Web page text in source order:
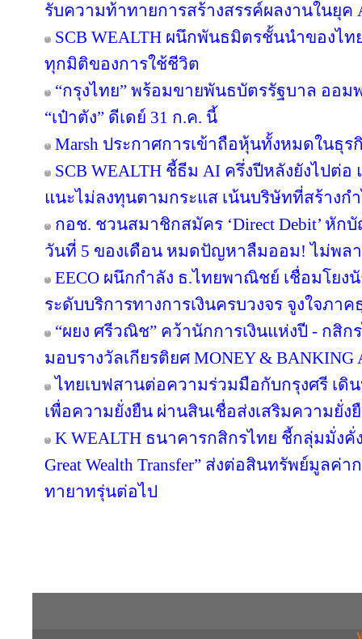
รับความท้าทายการสร้างสรรค์ผลงานในยุค
SCB WEALTH ผนึกพันธมิตรชั้นนำของไ
ทุกมิติของการใช้ชีวิต
“กรุงไทย” พร้อมขายพันธบัตรรัฐบาล ออ
“เป๋าตัง” ดีเดย์ 31 ก.ค. นี้
Marsh ประกาศการเข้าถือหุ้นทั้งหมดในธุร
SCB WEALTH ชี้ธีม AI ครึ่งปีหลังยังไปต่
แนะไม่ลงทุนตามกระแส เน้นบริษัทที่สร้างก
กอช. ชวนสมาชิกสมัคร ‘Direct Debit’ หั
วันที่ 5 ของเดือน หมดปัญหาลืมออม! ไม่พล
EECO ผนึกกำลัง ธ.ไทยพาณิชย์ เชื่อมโยง
ระดับบริการทางการเงินครบวงจร จูงใจภา
“ผยง ศรีวณิช” คว้านักการเงินแห่งปี - กสิ
มอบรางวัลเกียรติยศ MONEY & BANKING
ไทยเบฟสานต่อความร่วมมือกับกรุงศรี เดิ
เพื่อความยั่งยืน ผ่านสินเชื่อส่งเสริมความยั่ง
K WEALTH ธนาคารกสิกรไทย ชี้กลุ่มมั่งคั่
Great Wealth Transfer” ส่งต่อสินทรัพย์มูลค่
ทายาทรุ่นต่อไป